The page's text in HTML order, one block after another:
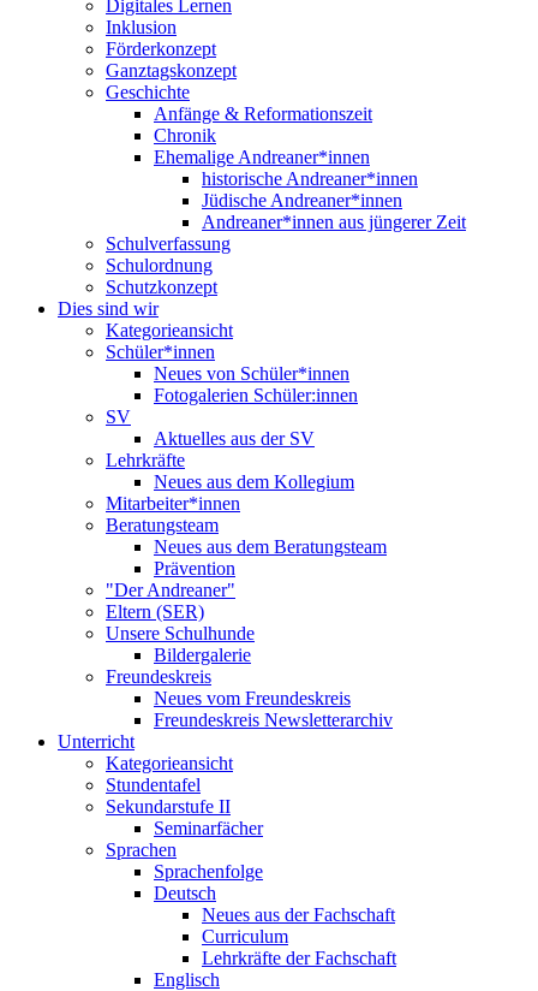
Digitales Lernen
Inklusion
Förderkonzept
Ganztagskonzept
Geschichte
Anfänge & Reformationszeit
Chronik
Ehemalige Andreaner*innen
historische Andreaner*innen
Jüdische Andreaner*innen
Andreaner*innen aus jüngerer Zeit
Schulverfassung
Schulordnung
Schutzkonzept
Dies sind wir
Kategorieansicht
Schüler*innen
Neues von Schüler*innen
Fotogalerien Schüler:innen
SV
Aktuelles aus der SV
Lehrkräfte
Neues aus dem Kollegium
Mitarbeiter*innen
Beratungsteam
Neues aus dem Beratungsteam
Prävention
"Der Andreaner"
Eltern (SER)
Unsere Schulhunde
Bildergalerie
Freundeskreis
Neues vom Freundeskreis
Freundeskreis Newsletterarchiv
Unterricht
Kategorieansicht
Stundentafel
Sekundarstufe II
Seminarfächer
Sprachen
Sprachenfolge
Deutsch
Neues aus der Fachschaft
Curriculum
Lehrkräfte der Fachschaft
Englisch